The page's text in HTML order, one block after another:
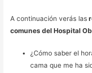
A continuación verás las
comunes del Hospital
¿Cómo saber el
cama que me ha